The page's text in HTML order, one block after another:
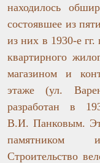
находилось
состоявшее из
из них в 1930-е гг.
квартирного
магазином и
этаже (ул.
разработан в
В.И. Панковым.
памятником
Строительство